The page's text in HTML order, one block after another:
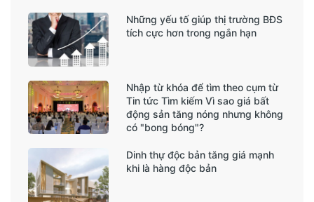
Những yếu tố giúp thị trường BĐS
tích cực hơn trong ngắn hạn
Nhập từ khóa để tìm theo cụm từ
Tin tức Tìm kiếm Vì sao giá bất
động sản tăng nóng nhưng không
có "bong bóng"?
Dinh thự độc bản tăng giá mạnh
khi là hàng độc bản